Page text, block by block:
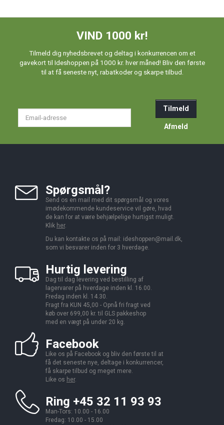
VIND 1000 kr!
Tilmeld dig nyhedsbrevet og deltag i konkurrencen om et
gavekort til Ideshoppen på 1000 kr. hver måned! Bliv den første
til at få seneste nyt, rabatkoder og skarpe tilbud.
Tilmeld
Afmeld
Spørgsmål?
Send os en mail med dit spørgsmål og vores
imødekommende kundeservice vil gøre, hvad
de kan for at være behjælpelige hurtigst muligt.
Klik her.
Du kan kontakte os på mail: ideshoppen@mail.dk,
som vi besvarer inden for 3 hverdage.
Hurtig levering
Dag til dag levering ved bestilling af
lagervarer på hverdage inden kl. 16.00.
Fredag inden kl. 14.30.
Fragt fra KUN 45,00 - Opnå fri fragt ved
køb over 699,00 kr. til GLS pakkeshop
med en vægt på under 20 kg.
Facebook
Like os på Facebook og bliv den første til at
få det seneste nye, deltage i konkurrencer,
få skarpe tilbud og meget mere.
Like os her.
Ring +45 32 11 93 93
Man-Tors: 10.00 - 16.00
Fredag: 10.00 - 15.00